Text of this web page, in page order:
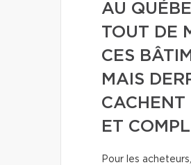
AU
TOUT DE
CES
MAIS
CACHENT
ET
Pour les